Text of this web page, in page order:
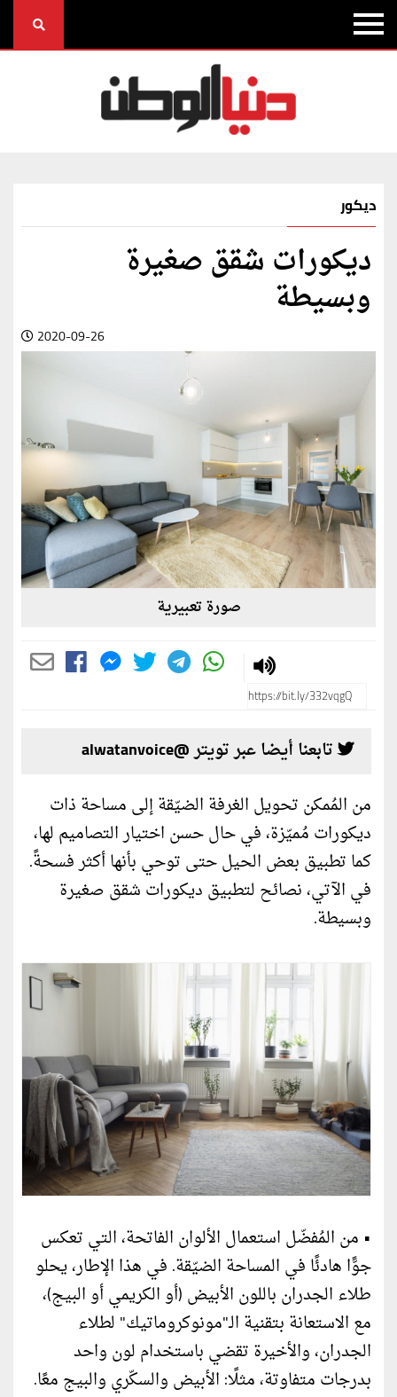
ديكور
ديكورات شقق صغيرة
وبسيطة
2020-09-26
صورة تعبيرية
تابعنا أيضا عبر تويتر @alwatanvoice
من المُمكن تحويل الغرفة الضيّقة إلى مساحة ذات
ديكورات مُميّزة، في حال حسن اختيار التصاميم لها،
كما تطبيق بعض الحيل حتى توحي بأنها أكثر فسحةً.
في الآتي، نصائح لتطبيق ديكورات شقق صغيرة
وبسيطة.
• من المُفضّل استعمال الألوان الفاتحة، التي تعكس
جوًّا هادئًا في المساحة الضيّقة. في هذا الإطار، يحلو
طلاء الجدران باللون الأبيض (أو الكريمي أو البيج)،
مع الاستعانة بتقنية الـ"مونوكروماتيك" لطلاء
الجدران، والأخيرة تقضي باستخدام لون واحد
بدرجات متفاوتة، مثلًا: الأبيض والسكّري والبيج معًا.